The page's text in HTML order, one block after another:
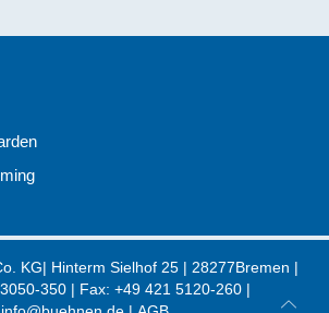
KG| Hinterm Sielhof 25 | 28277Bremen |
350 | Fax: +49 421 5120-260 |